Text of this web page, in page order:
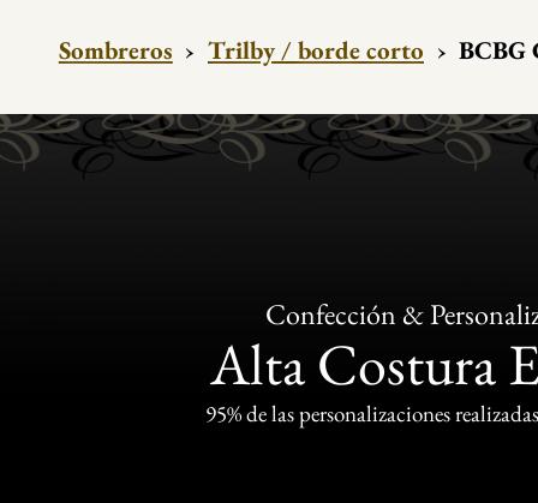
Sombreros › Trilby / borde corto › BCBG
Confección &
Alta Costura
95% de las personalizaciones